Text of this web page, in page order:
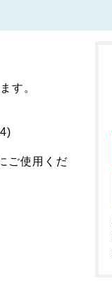
す。
ご使用くだ